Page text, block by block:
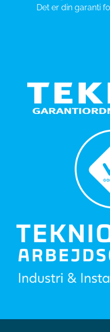
Det er din garanti